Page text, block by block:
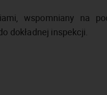
wspomniany na
dokładnej inspekcji.